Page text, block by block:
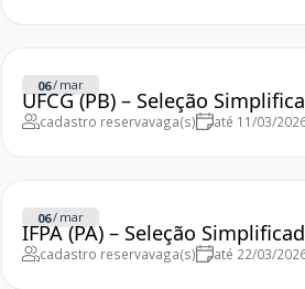
06/ mar
UFCG (PB) – Seleção
cadastro reservavaga(s) até 11/03/
06/ mar
IFPA (PA) – Seleção
cadastro reservavaga(s) até 22/03/